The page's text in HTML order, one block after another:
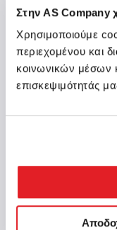
Στην AS Company
Χρησιμοποιούμε
περιεχομένου και
κοινωνικών μέσων
επισκεψιμότητάς
Compact